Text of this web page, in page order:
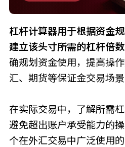
杠杆计算器用于根据资金
建立该头寸所需的杠杆倍数
确规划资金使用，提高操
汇、期货等保证金交易场景
在实际交易中，了解所需
避免超出账户承受能力的
个在外汇交易中广泛使用的